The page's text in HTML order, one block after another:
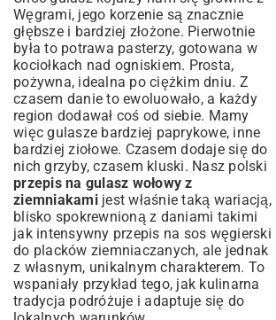
Węgrami, jego korzenie są znacznie
głębsze i bardziej złożone. Pierwotnie
była to potrawa pasterzy, gotowana w
kociołkach nad ogniskiem. Prosta,
pożywna, idealna po ciężkim dniu. Z
czasem danie to ewoluowało, a każdy
region dodawał coś od siebie. Mamy
więc gulasze bardziej paprykowe, inne
bardziej ziołowe. Czasem dodaje się do
nich grzyby, czasem kluski. Nasz polski
przepis na gulasz wołowy z
ziemniakamijest właśnie taką wariacją,
blisko spokrewnioną z daniami takimi
jak intensywny przepis na sos węgierski
do placków ziemniaczanych, ale jednak
z własnym, unikalnym charakterem. To
wspaniały przykład tego, jak kulinarna
tradycja podróżuje i adaptuje się do